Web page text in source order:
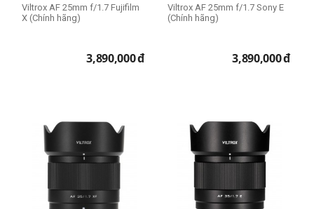
Viltrox AF 25mm f/1.7 Fujifilm
X (Chính hãng)
3,890,000đ
Viltrox AF 25mm f/1.7 Sony E
(Chính hãng)
3,890,000đ